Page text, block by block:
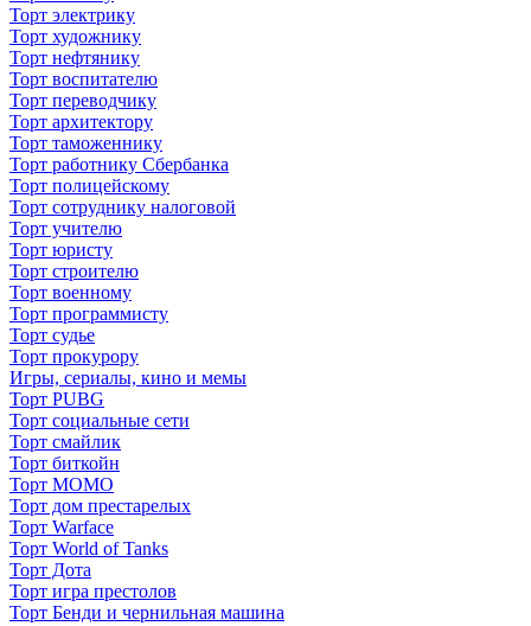
Торт электрику
Торт художнику
Торт нефтянику
Торт воспитателю
Торт переводчику
Торт архитектору
Торт таможеннику
Торт работнику Сбербанка
Торт полицейскому
Торт сотруднику налоговой
Торт учителю
Торт юристу
Торт строителю
Торт военному
Торт программисту
Торт судье
Торт прокурору
Игры, сериалы, кино и мемы
Торт PUBG
Торт социальные сети
Торт смайлик
Торт биткойн
Торт МОМО
Торт дом престарелых
Торт Warface
Торт World of Tanks
Торт Дота
Торт игра престолов
Торт Бенди и чернильная машина